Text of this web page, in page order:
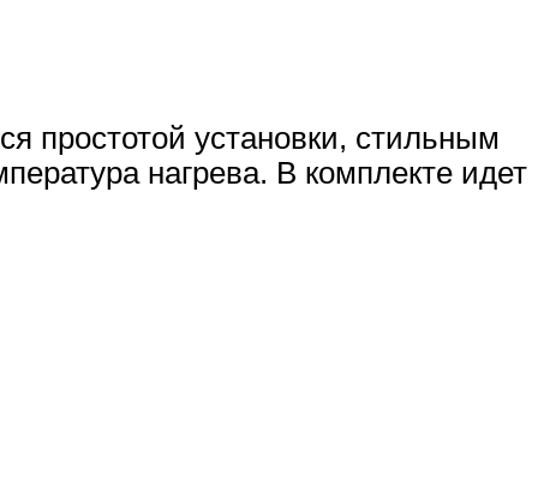
простотой установки, стильным
нагрева. В комплекте идет